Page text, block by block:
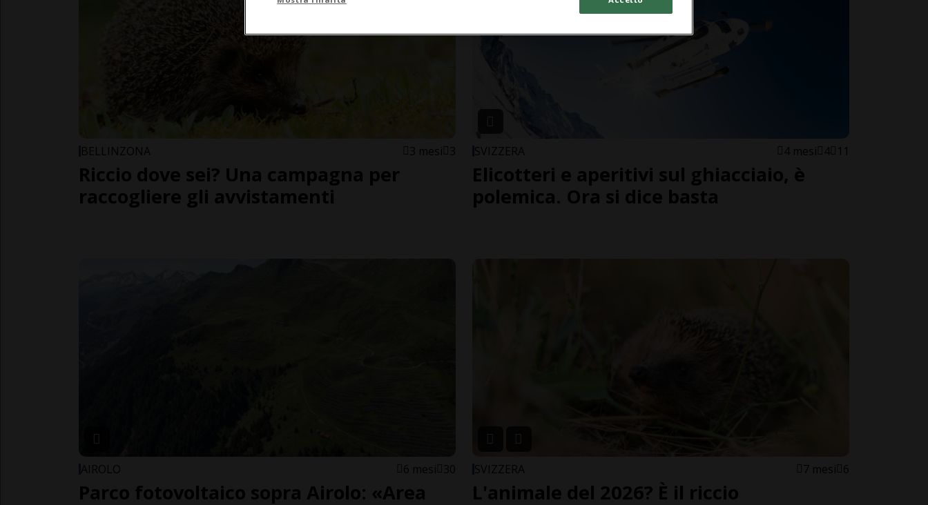
BELLINZONA 3 mesi 3
Riccio dove sei? Una campagna per
raccogliere gli avvistamenti
SVIZZERA 4 mesi 4 11
Elicotteri e aperitivi sul ghiacciaio, è
polemica. Ora si dice basta
AIROLO 6 mesi 30
Parco fotovoltaico sopra Airolo: «Area
SVIZZERA 7 mesi 6
L'animale del 2026? È il riccio